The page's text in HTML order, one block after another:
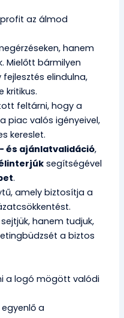
az álmod
hanem
Mielőtt bármilyen
elindulna,
kritikus.
feltárni, hogy a
piac valós igényeivel,
kereslet.
és ajánlatvalidáció,
segítségével
.
amely biztosítja a
hanem tudjuk,
a biztos
a logó mögött valódi
a